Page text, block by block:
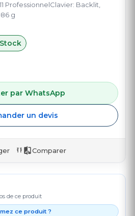
ProfessionnelClavier: Backlit,
g
par WhatsApp
un devis
Comparer
de ce produit
ce produit ?